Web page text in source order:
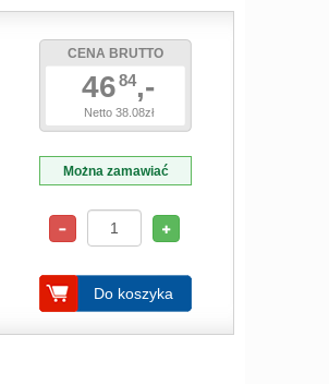
CENA BRUTTO
46 84,-
Netto 38.08zł
Można zamawiać
Do koszyka